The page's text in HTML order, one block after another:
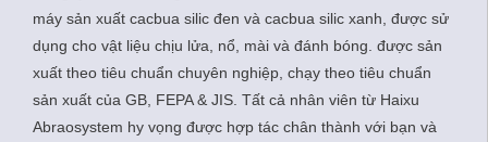
máy sản xuất cacbua silic đen và cacbua silic xanh, được sử
dụng cho vật liệu chịu lửa, nổ, mài và đánh bóng. được sản
xuất theo tiêu chuẩn chuyên nghiệp, chạy theo tiêu chuẩn
sản xuất của GB, FEPA & JIS. Tất cả nhân viên từ Haixu
Abraosystem hy vọng được hợp tác chân thành với bạn và